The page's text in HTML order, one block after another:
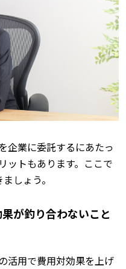
企業に委託するにあたっ
ットもあります。ここで
しょう。
が釣り合わないこと
活用で費用対効果を上げ